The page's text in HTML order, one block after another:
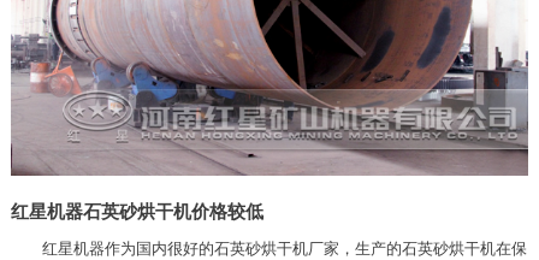
红星机器石英砂烘干机价格较低
红星机器作为国内很好的石英砂烘干机厂家，生产的石英砂烘干机在保